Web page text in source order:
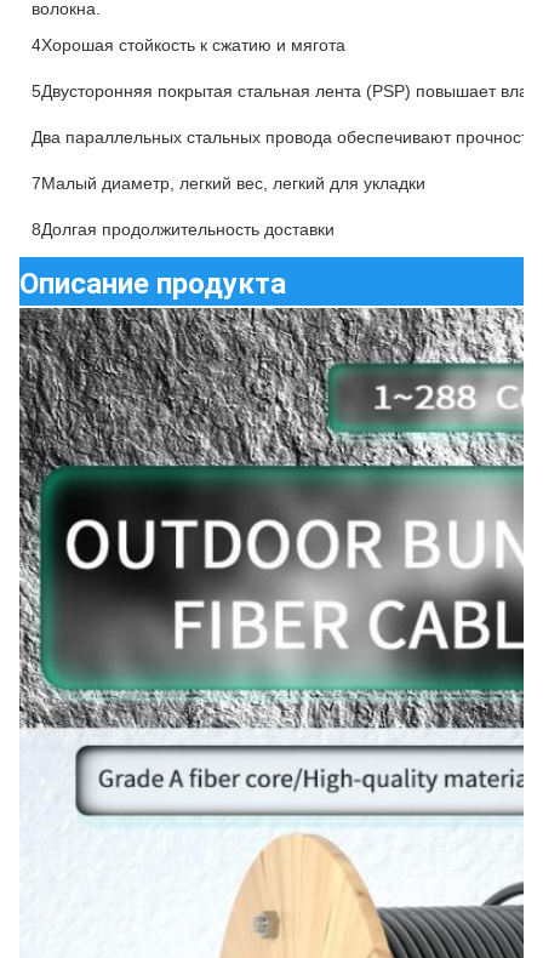
волокна.
4Хорошая стойкость к сжатию и мягота
5Двусторонняя покрытая стальная лента (PSP) повышает
Два параллельных стальных провода обеспечивают прочность
7Малый диаметр, легкий вес, легкий для укладки
8Долгая продолжительность доставки
Описание продукта